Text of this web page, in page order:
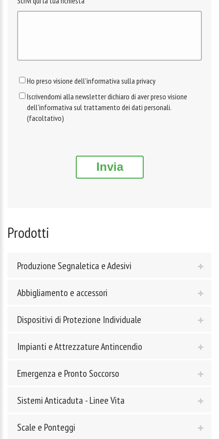
Ho preso visione dell'informativa sulla privacy
Iscrivendomi alla newsletter dichiaro di aver preso visione
dell'informativa sul trattamento dei dati personali.
(facoltativo)
Invia
Prodotti
Produzione Segnaletica e Adesivi
Abbigliamento e accessori
Dispositivi di Protezione Individuale
Impianti e Attrezzature Antincendio
Emergenza e Pronto Soccorso
Sistemi Anticaduta - Linee Vita
Scale e Ponteggi